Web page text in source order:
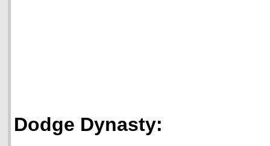
Dodge Dynasty: